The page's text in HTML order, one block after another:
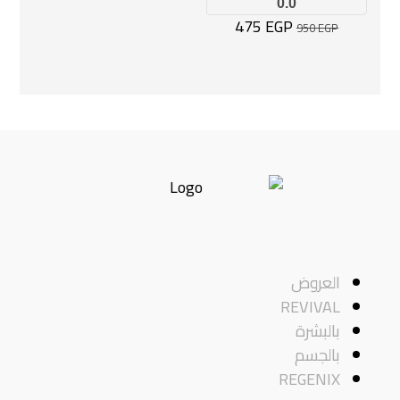
950EGP
475 EGP
العروض
REVIVAL
بالبشرة
بالجسم
REGENIX